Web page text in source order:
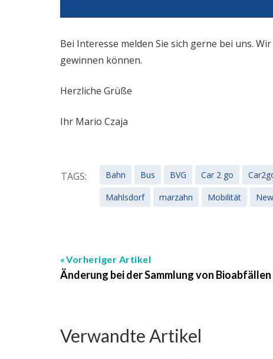
Bei Interesse melden Sie sich gerne bei uns.
gewinnen können.
Herzliche Grüße
Ihr Mario Czaja
TAGS: Bahn Bus BVG Car 2 go
Mahlsdorf
marzahn Mobilität
Vorheriger Artikel
Änderung bei der Sammlung von Bioabfällen
Verwandte Artikel